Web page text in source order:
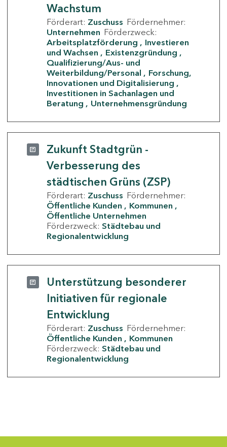
Wachstum
Förderart: Zuschuss Fördernehmer:
Unternehmen Förderzweck:
Arbeitsplatzförderung
Investieren
und Wachsen
Existenzgründung
Qualifizierung/Aus- und
Weiterbildung/Personal
Forschung,
Innovationen und Digitalisierung
Investitionen in Sachanlagen und
Beratung
Unternehmensgründung
Zukunft Stadtgrün -
Verbesserung des
städtischen Grüns (ZSP)
Förderart: Zuschuss Fördernehmer:
Öffentliche Kunden
Kommunen
Öffentliche Unternehmen
Förderzweck: Städtebau und
Regionalentwicklung
Unterstützung besonderer
Initiativen für regionale
Entwicklung
Förderart: Zuschuss Fördernehmer:
Öffentliche Kunden
Kommunen
Förderzweck: Städtebau und
Regionalentwicklung